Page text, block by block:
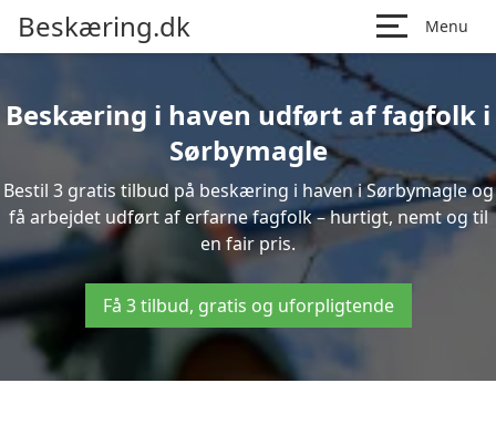
Beskæring.dk Menu
Beskæring i haven udført af fagfolk i
Sørbymagle
Bestil 3 gratis tilbud på beskæring i haven i Sørbymagle og
få arbejdet udført af erfarne fagfolk – hurtigt, nemt og til
en fair pris.
Få 3 tilbud, gratis og uforpligtende